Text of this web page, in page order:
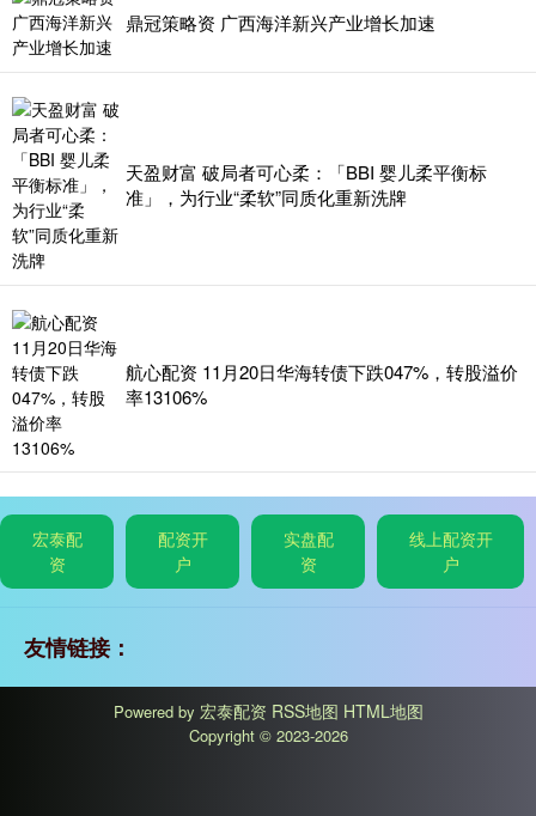
鼎冠策略资 广西海洋新兴产业增长加速
天盈财富 破局者可心柔：「BBI 婴儿柔平衡标
准」，为行业“柔软”同质化重新洗牌
航心配资 11月20日华海转债下跌047%，转股溢价
率13106%
宏泰配
资
配资开
户
实盘配
资
线上配资开
户
友情链接：
Powered by 宏泰配资 RSS地图 HTML地图
Copyright © 2023-2026